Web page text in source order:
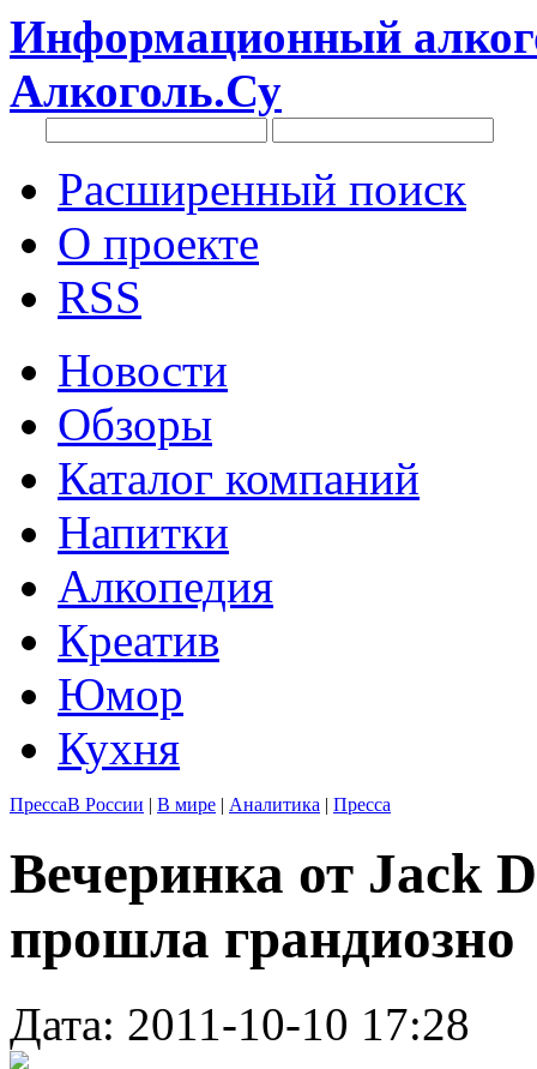
Информационный
Алкоголь.Су
Расширенный поиск
О проекте
RSS
Новости
Обзоры
Каталог компаний
Напитки
Алкопедия
Креатив
Юмор
Кухня
ПрессаВ России | В мире | Аналитика | Пресса
Вечеринка от Jack
прошла грандиозно
Дата: 2011-10-10 17:28